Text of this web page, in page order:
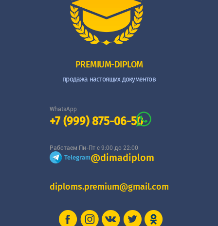
PREMIUM-DIPLOM
продажа настоящих документов
WhatsApp
+7 (999) 875-06-50
Работаем Пн-Пт с 9:00 до 22:00
Telegram@dimadiplom
diploms.premium@gmail.com